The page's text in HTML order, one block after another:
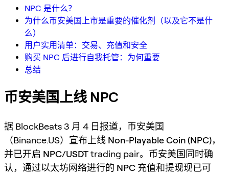
NPC 是什么？
为什么币安美国上市是重要的催化剂（以及它不是什
么）
用户实用清单：交易、充值和安全
购买 NPC 后进行自我托管：为何重要
总结
币安美国上线 NPC
据 BlockBeats 3 月 4 日报道，币安美国
（Binance.US）宣布上线 Non-Playable Coin (NPC)，
并已开启 NPC/USDTtrading pair。币安美国同时确
认， 通过以太坊网络进行的 NPC 充值和提现现已可